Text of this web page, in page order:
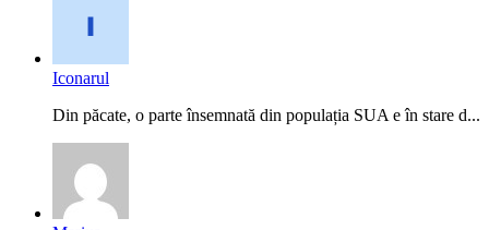
Iconarul
Din păcate, o parte însemnată din populația SUA e în stare d...